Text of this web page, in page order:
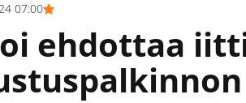
07:00
ehdottaa